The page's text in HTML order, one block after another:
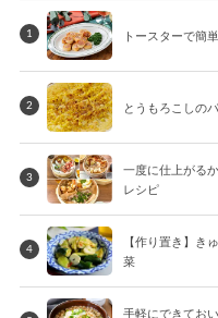
1 トースターで簡
2 とうもろこしの
3
一度に仕上がる
レシピ
4
【作り置き】き
菜
手軽にできてお